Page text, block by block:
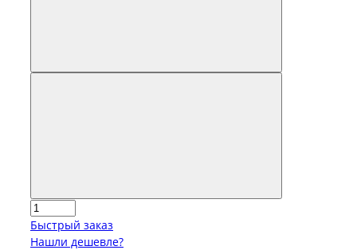
Быстрый заказ
Нашли дешевле?